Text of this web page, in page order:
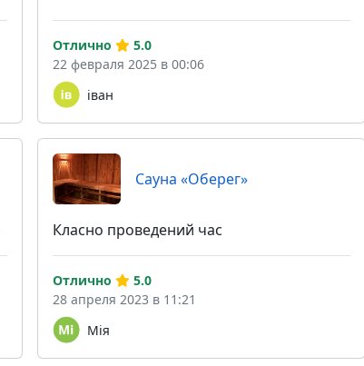
іван
Отлично
5.0
22 февраля 2025 в 00:06
Сауна «Оберег»
Класно проведений час
Мія
Отлично
5.0
28 апреля 2023 в 11:21